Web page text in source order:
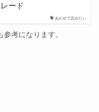
あわせて読みたい
ード
考になります。